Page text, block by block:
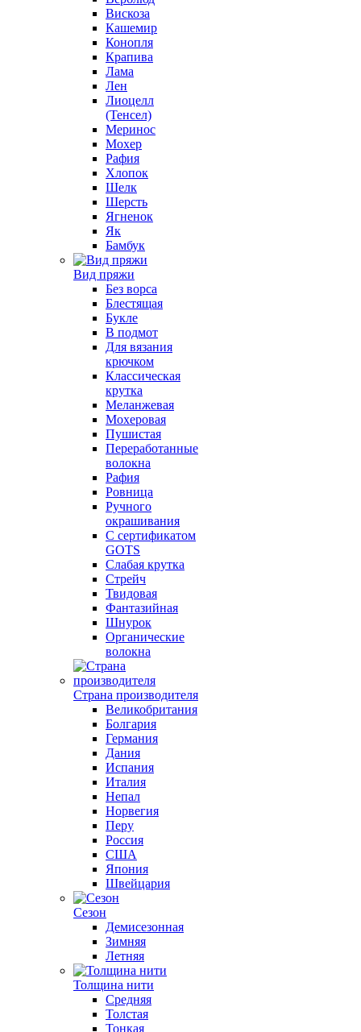
Вискоза
Кашемир
Конопля
Крапива
Лама
Лен
Лиоцелл
(Тенсел)
Меринос
Мохер
Рафия
Хлопок
Шелк
Шерсть
Ягненок
Як
Бамбук
Вид пряжи
Без ворса
Блестящая
Букле
В подмот
Для вязания
крючком
Классическая
крутка
Меланжевая
Мохеровая
Пушистая
Переработанные
волокна
Рафия
Ровница
Ручного
окрашивания
С сертификатом
GOTS
Слабая крутка
Стрейч
Твидовая
Фантазийная
Шнурок
Органические
волокна
Страна производителя
Великобритания
Болгария
Германия
Дания
Испания
Италия
Непал
Норвегия
Перу
Россия
США
Япония
Швейцария
Сезон
Демисезонная
Зимняя
Летняя
Толщина нити
Средняя
Толстая
Тонкая